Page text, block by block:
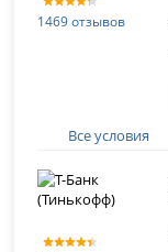
1469 отзывов
Все условия